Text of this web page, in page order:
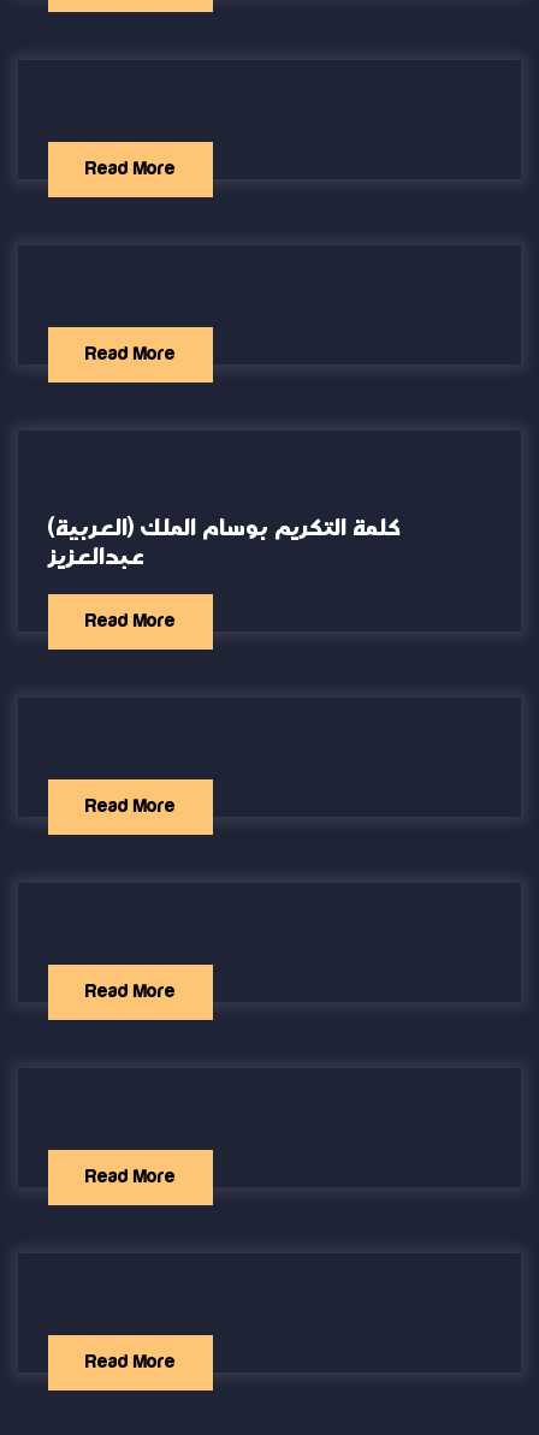
Read More
Read More
(العربية) كلمة التكريم بوسام الملك
عبدالعزيز
Read More
Read More
Read More
Read More
Read More